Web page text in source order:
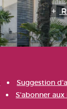
Suggestion
S'abonner